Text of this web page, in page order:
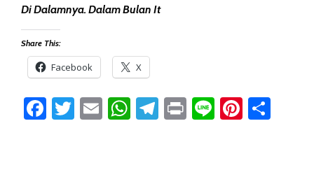
Di Dalamnya. Dalam Bulan It
Share This:
Facebook X
Facebook
Twitter
EmailWhatsApp
Telegram
PrintLine